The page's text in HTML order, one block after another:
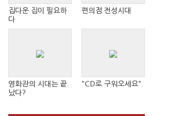
집다운 집이 필요하
다
편의점 전성시대
영화관의 시대는 끝
났다?
"CD로 구워오세요"